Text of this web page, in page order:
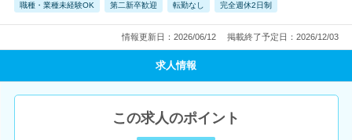
職種・業種未経験OK 第二新卒歓迎 転勤なし 完全週休2日制
情報更新日：2026/06/12 掲載終了予定日：2026/12/03
求人情報
この求人のポイント